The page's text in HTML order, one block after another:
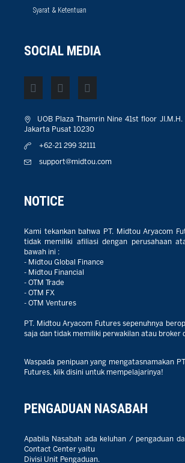
Syarat & Ketentuan
SOCIAL MEDIA
UOB Plaza Thamrin Nine 41st floor
Jakarta Pusat 10230
+62-21 299 32111
support@midtou.com
NOTICE
Kami tekankan bahwa PT. Midtou Aryacom
tidak memiliki afiliasi dengan perusahaan
bawah ini :
- Midtou Global Finance
- Midtou Financial
- OTM Trade
- OTM FX
- OTM Ventures
PT. Midtou Aryacom Futures sepenuhnya
saja dan tidak memiliki perwakilan atau broker
Waspada penipuan yang mengatasnamakan
Futures, klik disini untuk mempelajarinya!
PENGADUAN NASABAH
Apabila Nasabah ada keluhan / pengaduan
Contact Center yaitu
Divisi Unit Pengaduan.